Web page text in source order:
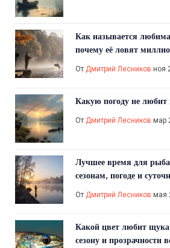
Как называется
почему её ловят
От Дмитрий Лесников ноя
Какую погоду не любит
От Дмитрий Лесников мар
Лучшее время для
сезонам, погоде и
От Дмитрий Лесников мая
Какой цвет любит
сезону и прозрачности